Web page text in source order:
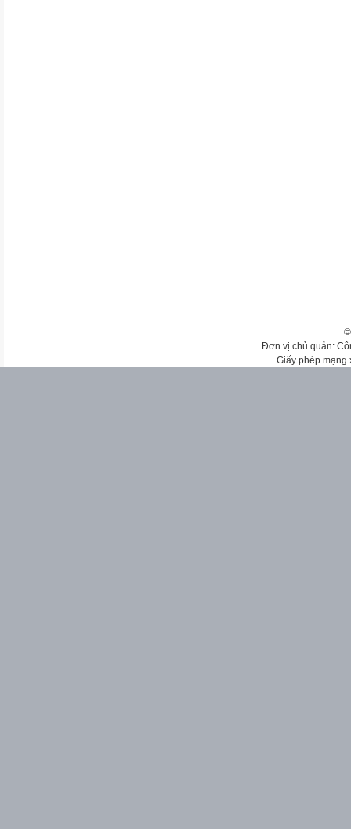
Đơn vị chủ quản:
Giấy phép mạng